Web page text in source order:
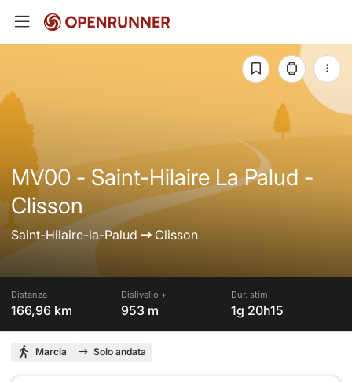
MV00 - Saint-Hilaire La Palud -
Clisson
Saint-Hilaire-la-Palud Clisson
Distanza
166,96 km
Dislivello +
953 m
Dur. stim.
1g 20h15
Marcia Solo andata